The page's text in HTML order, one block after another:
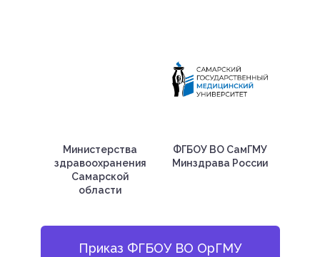
Министерства
здравоохранения
Самарской
области
ФГБОУ ВО СамГМУ
Минздрава России
Приказ ФГБОУ ВО ОрГМУ